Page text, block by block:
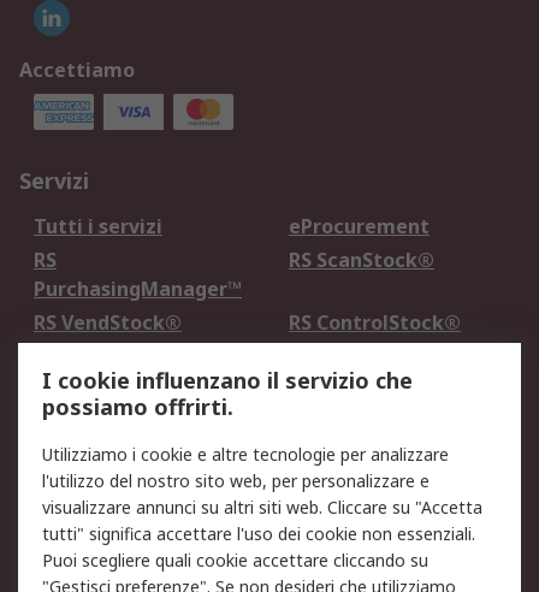
Accettiamo
Servizi
Tutti i servizi
eProcurement
RS
PurchasingManager™
RS ScanStock®
RS VendStock®
RS ControlStock®
Legale
Informativa Cookie
Informativa Privacy -
Aggiornata
Email Security
Termini d'uso
Condizioni di vendita
Condizioni generali di
I cookie influenzano il servizio che
possiamo offrirti.
Utilizziamo i cookie e altre tecnologie per analizzare
l'utilizzo del nostro sito web, per personalizzare e
visualizzare annunci su altri siti web. Cliccare su "Accetta
tutti" significa accettare l'uso dei cookie non essenziali.
Puoi scegliere quali cookie accettare cliccando su
"Gestisci preferenze". Se non desideri che utilizziamo